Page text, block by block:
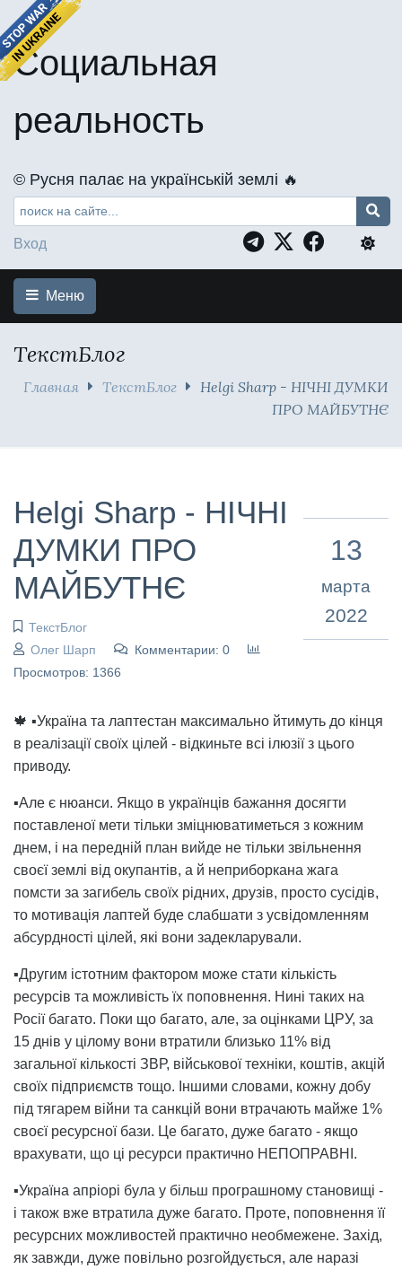
Социальная
реальность
©️ Русня палає на українській землі 🔥
Вход
Меню
ТекстБлог
Главная ТекстБлог
Helgi Sharp - НІЧНІ ДУМКИ
ПРО МАЙБУТНЄ
Helgi Sharp - НІЧНІ
ДУМКИ ПРО
МАЙБУТНЄ
ТекстБлог
Олег Шарп
Комментарии: 0
Просмотров: 1366
13
марта
2022
🍁 ▪️Україна та лаптестан максимально йтимуть до кінця
в реалізації своїх цілей - відкиньте всі ілюзії з цього
приводу.
▪️Але є нюанси. Якщо в українців бажання досягти
поставленої мети тільки зміцнюватиметься з кожним
днем, і на передній план вийде не тільки звільнення
своєї землі від окупантів, а й неприборкана жага
помсти за загибель своїх рідних, друзів, просто сусідів,
то мотивація лаптей буде слабшати з усвідомленням
абсурдності цілей, які вони задекларували.
▪️Другим істотним фактором може стати кількість
ресурсів та можливість їх поповнення. Нині таких на
Росії багато. Поки що багато, але, за оцінками ЦРУ, за
15 днів у цілому вони втратили близько 11% від
загальної кількості ЗВР, військової техніки, коштів, акцій
своїх підприємств тощо. Іншими словами, кожну добу
під тягарем війни та санкцій вони втрачають майже 1%
своєї ресурсної бази. Це багато, дуже багато - якщо
врахувати, що ці ресурси практично НЕПОПРАВНІ.
▪️Україна апріорі була у більш програшному становищі -
і також вже втратила дуже багато. Проте, поповнення її
ресурсних можливостей практично необмежене. Захід,
як завжди, дуже повільно розгойдується, але наразі